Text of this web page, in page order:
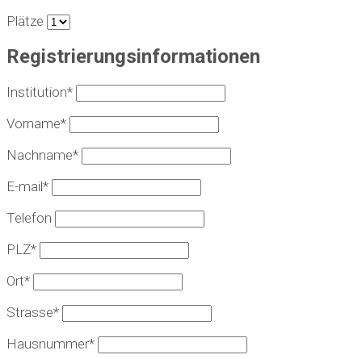
Plätze
Registrierungsinformationen
Institution*
Vorname*
Nachname*
E-mail*
Telefon
PLZ*
Ort*
Strasse*
Hausnummer*